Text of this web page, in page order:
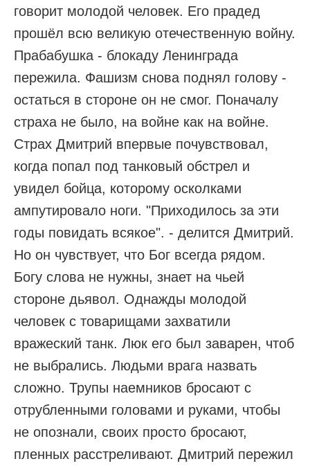
говорит молодой человек. Его прадед
прошёл всю великую отечественную войну.
Прабабушка - блокаду Ленинграда
пережила. Фашизм снова поднял голову -
остаться в стороне он не смог. Поначалу
страха не было, на войне как на войне.
Страх Дмитрий впервые почувствовал,
когда попал под танковый обстрел и
увидел бойца, которому осколками
ампутировало ноги. "Приходилось за эти
годы повидать всякое". - делится Дмитрий.
Но он чувствует, что Бог всегда рядом.
Богу слова не нужны, знает на чьей
стороне дьявол. Однажды молодой
человек с товарищами захватили
вражеский танк. Люк его был заварен, чтоб
не выбрались. Людьми врага назвать
сложно. Трупы наемников бросают с
отрубленными головами и руками, чтобы
не опознали, своих просто бросают,
пленных расстреливают. Дмитрий пережил